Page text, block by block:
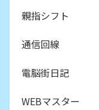
親指シフト
通信回線
電脳街日記
WEBマスター